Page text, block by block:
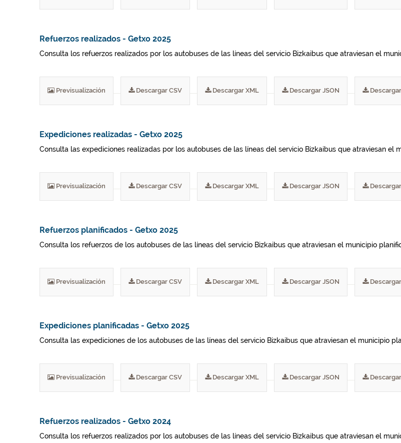
Refuerzos realizados - Getxo 2025
Consulta los refuerzos realizados por los autobuses de las líneas del servicio Bizkaibus que atraviesan el
Previsualización Descargar CSV Descargar XML Descargar JSON
Expediciones realizadas - Getxo 2025
Consulta las expediciones realizadas por los autobuses de las líneas del servicio Bizkaibus que atraviesan el
Previsualización Descargar CSV Descargar XML Descargar JSON
Refuerzos planificados - Getxo 2025
Consulta los refuerzos de los autobuses de las líneas del servicio Bizkaibus que atraviesan el municipio
Previsualización Descargar CSV Descargar XML Descargar JSON
Expediciones planificadas - Getxo 2025
Consulta las expediciones de los autobuses de las líneas del servicio Bizkaibus que atraviesan el municipio
Previsualización Descargar CSV Descargar XML Descargar JSON
Refuerzos realizados - Getxo 2024
Consulta los refuerzos realizados por los autobuses de las líneas del servicio Bizkaibus que atraviesan el